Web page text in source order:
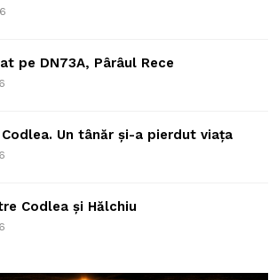
pe DN73A, Pârâul Rece
Un tânăr și-a pierdut viața
Codlea și Hălchiu